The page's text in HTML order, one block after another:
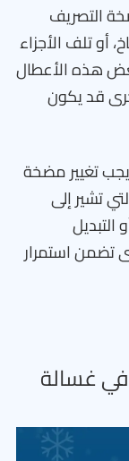
التصريف
أو تلف الأجزاء
بعض هذه الأعطال
قد يكون
تغيير مضخة
تشير إلى
تضمن استمرار
غسالة